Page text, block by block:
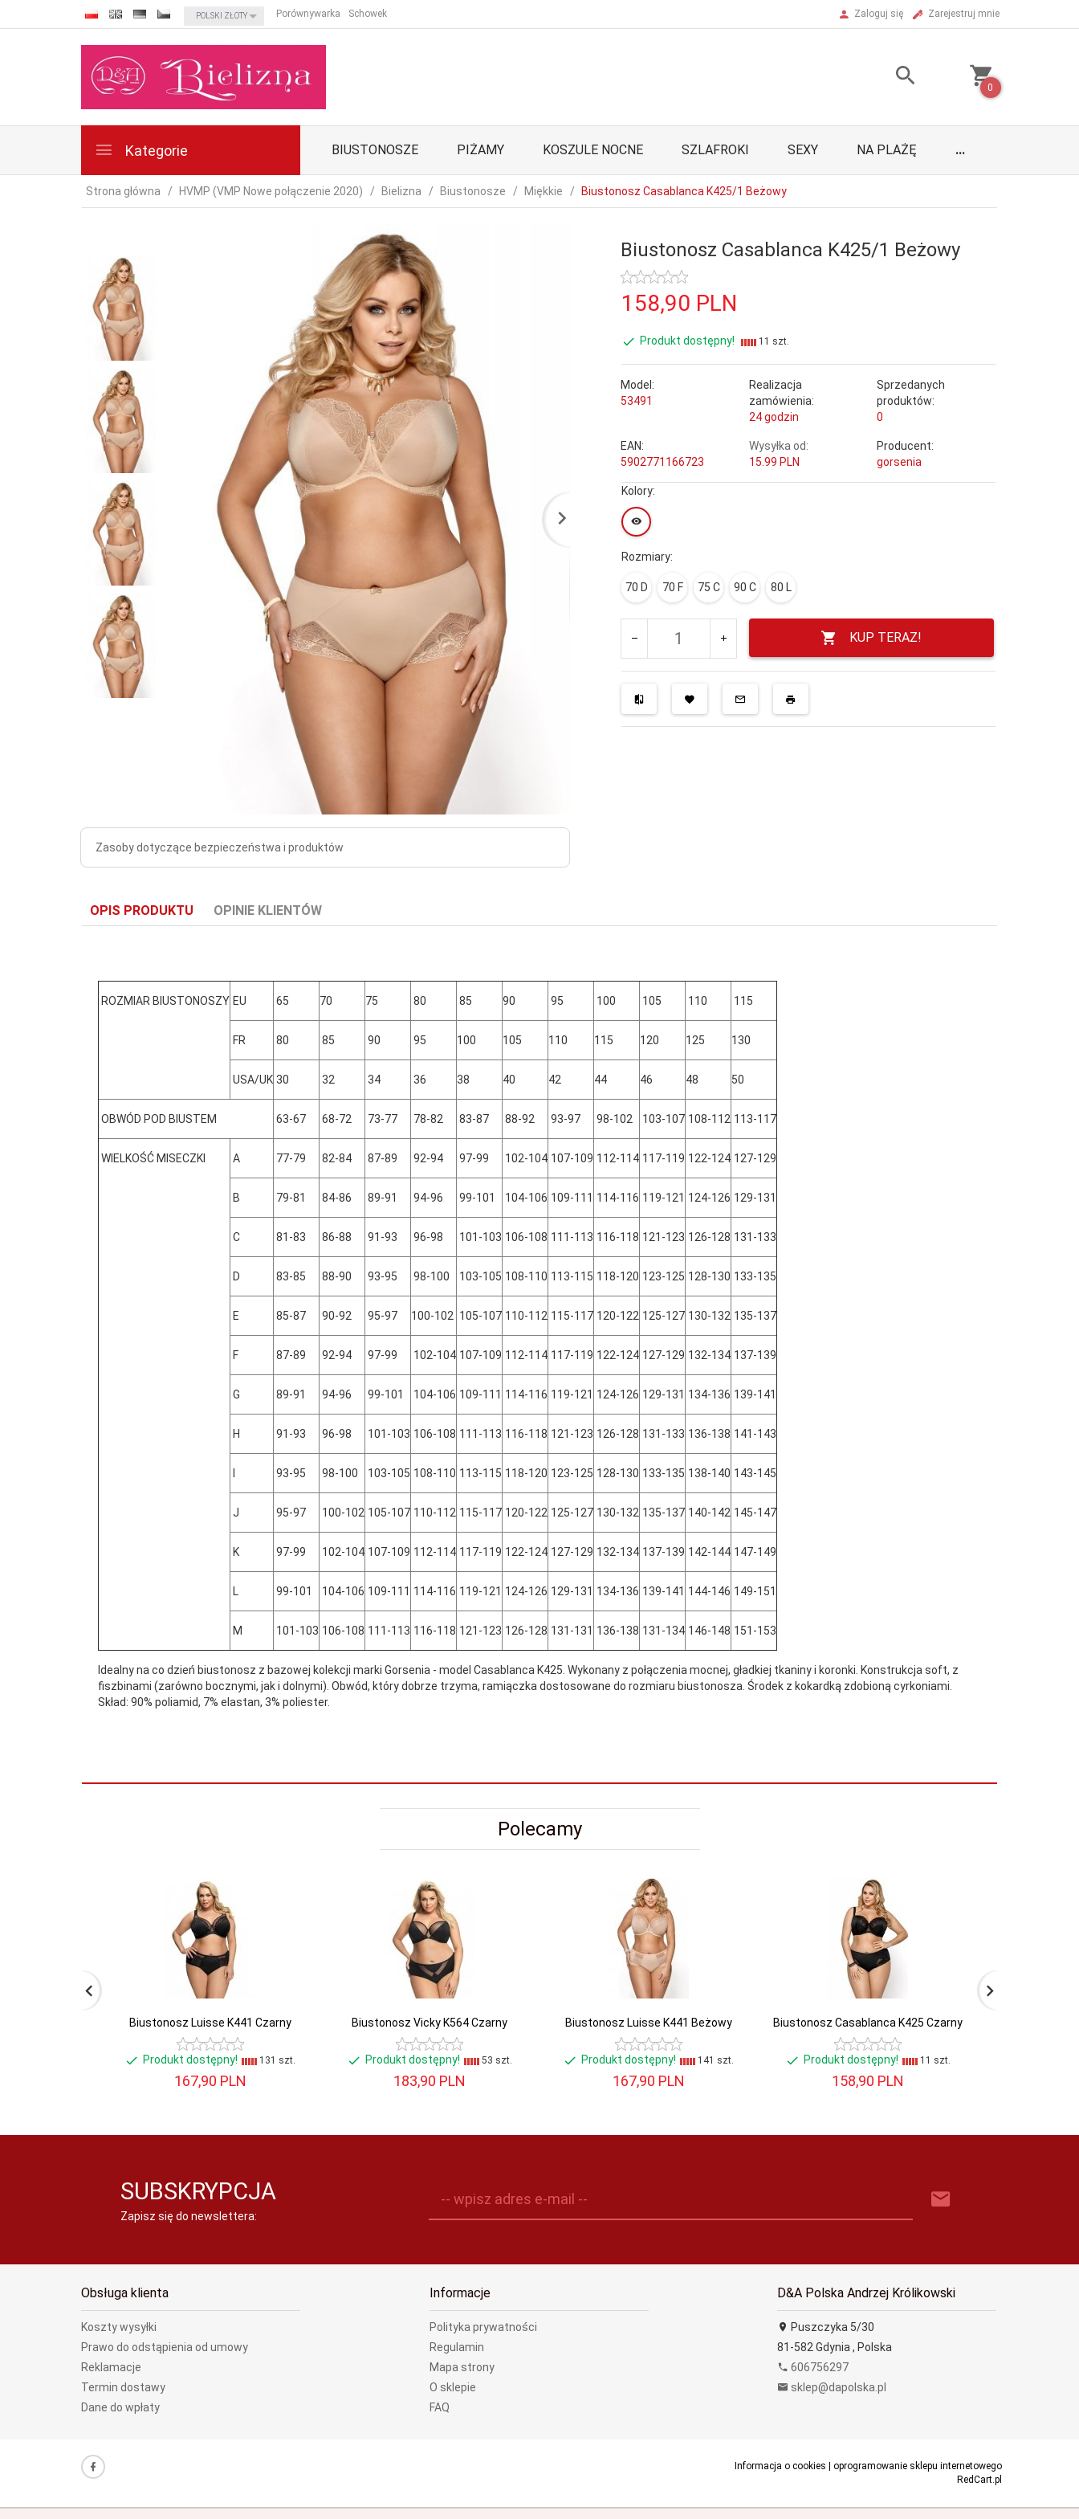
currency_h
POLSKI ZŁOTY Porównywarka Schowek Zaloguj się Zarejestruj mnie
0
Kategorie BIUSTONOSZE PIŻAMY KOSZULE NOCNE SZLAFROKI SEXY NA PLAŻĘ ...
Strona główna HVMP (VMP Nowe połączenie 2020) Bielizna Biustonosze Miękkie Biustonosz Casablanca K425/1 Beżowy
Zasoby dotyczące bezpieczeństwa i produktów
Biustonosz Casablanca K425/1 Beżowy
158,90 PLN
Produkt dostępny! 11 szt.
Model:
53491
Realizacja
zamówienia:
24 godzin
Sprzedanych
produktów:
0
EAN:
5902771166723
Wysyłka od:
15.99 PLN
Producent:
gorsenia
Kolory:
Rozmiary:
70 D 70 F 75 C 90 C 80 L
KUP TERAZ!
OPIS PRODUKTU OPINIE KLIENTÓW
ROZMIAR BIUSTONOSZY EU 65 70 75 80 85 90 95 100 105 110 115
FR 80 85 90 95 100 105 110 115 120 125 130
USA/UK 30 32 34 36 38 40 42 44 46 48 50
OBWÓD POD BIUSTEM 63-67 68-72 73-77 78-82 83-87 88-92 93-97 98-102 103-107 108-112 113-117
WIELKOŚĆ MISECZKI A 77-79 82-84 87-89 92-94 97-99 102-104 107-109 112-114 117-119 122-124 127-129
B 79-81 84-86 89-91 94-96 99-101 104-106 109-111 114-116 119-121 124-126 129-131
C 81-83 86-88 91-93 96-98 101-103 106-108 111-113 116-118 121-123 126-128 131-133
D 83-85 88-90 93-95 98-100 103-105 108-110 113-115 118-120 123-125 128-130 133-135
E 85-87 90-92 95-97 100-102 105-107 110-112 115-117 120-122 125-127 130-132 135-137
F 87-89 92-94 97-99 102-104 107-109 112-114 117-119 122-124 127-129 132-134 137-139
G 89-91 94-96 99-101 104-106 109-111 114-116 119-121 124-126 129-131 134-136 139-141
H 91-93 96-98 101-103 106-108 111-113 116-118 121-123 126-128 131-133 136-138 141-143
93-95 98-100 103-105 108-110 113-115 118-120 123-125 128-130 133-135 138-140 143-145
J 95-97 100-102 105-107 110-112 115-117 120-122 125-127 130-132 135-137 140-142 145-147
K 97-99 102-104 107-109 112-114 117-119 122-124 127-129 132-134 137-139 142-144 147-149
L 99-101 104-106 109-111 114-116 119-121 124-126 129-131 134-136 139-141 144-146 149-151
M 101-103 106-108 111-113 116-118 121-123 126-128 131-131 136-138 131-134 146-148 151-153
Idealny na co dzień biustonosz z bazowej kolekcji marki Gorsenia - model Casablanca K425. Wykonany z połączenia mocnej, gładkiej tkaniny i koronki. Konstrukcja soft, z
fiszbinami (zarówno bocznymi, jak i dolnymi). Obwód, który dobrze trzyma, ramiączka dostosowane do rozmiaru biustonosza. Środek z kokardką zdobioną cyrkoniami.
Skład: 90% poliamid, 7% elastan, 3% poliester.
Polecamy
Biustonosz Luisse K441 Czarny
Produkt dostępny! 131 szt.
167,90 PLN
Biustonosz Vicky K564 Czarny
Produkt dostępny! 53 szt.
183,90 PLN
Biustonosz Luisse K441 Beżowy
Produkt dostępny! 141 szt.
167,90 PLN
Biustonosz Casablanca K425 Czarny
Produkt dostępny! 11 szt.
158,90 PLN
SUBSKRYPCJA
Zapisz się do newslettera:
-- wpisz adres e-mail --
Obsługa klienta
Koszty wysyłki
Prawo do odstąpienia od umowy
Reklamacje
Termin dostawy
Dane do wpłaty
Informacje
Polityka prywatności
Regulamin
Mapa strony
O sklepie
FAQ
D&A Polska Andrzej Królikowski
Puszczyka 5/30
81-582 Gdynia , Polska
606756297
sklep@dapolska.pl
Informacja o cookies
oprogramowanie sklepu internetowego
RedCart.pl